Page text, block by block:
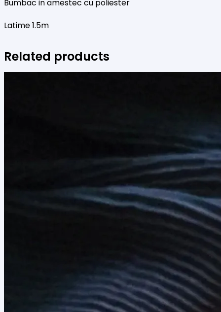
Bumbac in amestec cu poliester
Latime 1.5m
Related products